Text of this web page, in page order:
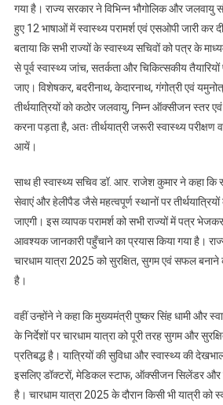
गया है। राज्य सरकार ने विभिन्न भौगोलिक और जलवायु
हुए 12 भाषाओं में स्वास्थ्य परामर्श एवं एसओपी जारी कर
बताया कि सभी राज्यों के स्वास्थ्य सचिवों को पत्र के
से पूर्व स्वास्थ्य जांच, सतर्कता और चिकित्सकीय
जाए। विशेषकर, बदरीनाथ, केदारनाथ, गंगोत्री एवं
तीर्थयात्रियों को कठोर जलवायु, निम्न ऑक्सीजन स्तर एवं
करना पड़ता है, अतः तीर्थयात्री जरूरी स्वास्थ्य
आयें।
साथ ही स्वास्थ्य सचिव डॉ. आर. राजेश कुमार ने कहा कि
सेवाएं और हेलीपैड जैसे महत्वपूर्ण स्थानों पर
जाएगी। इस व्यापक परामर्श को सभी राज्यों में पत्र
आवश्यक जानकारी पहुँचाने का प्रयास किया गया है।
चारधाम यात्रा 2025 को सुरक्षित, सुगम एवं सफल बनाने
है।
वहीं उन्होंने ने कहा कि मुख्यमंत्री पुष्कर सिंह धामी और
के निर्देशों पर चारधाम यात्रा को पूरी तरह सुगम और
प्रतिबद्ध है। यात्रियों की सुविधा और स्वास्थ्य की
इसलिए डॉक्टरों, मेडिकल स्टाफ, ऑक्सीजन सिलेंडर और
है। चारधाम यात्रा 2025 के दौरान किसी भी यात्री